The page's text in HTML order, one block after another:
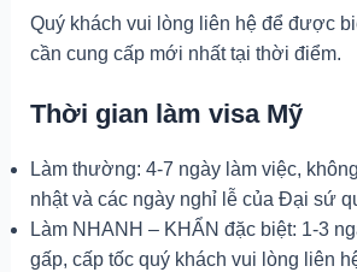
Quý khách vui lòng liên hệ để được
cần cung cấp mới nhất tại thời điểm.
Thời gian làm visa Mỹ
Làm thường: 4-7 ngày làm việc,
nhật và các ngày nghỉ lễ của Đại sứ
Làm NHANH – KHẨN đặc biệt: 1-3
gấp, cấp tốc quý khách vui lòng liên